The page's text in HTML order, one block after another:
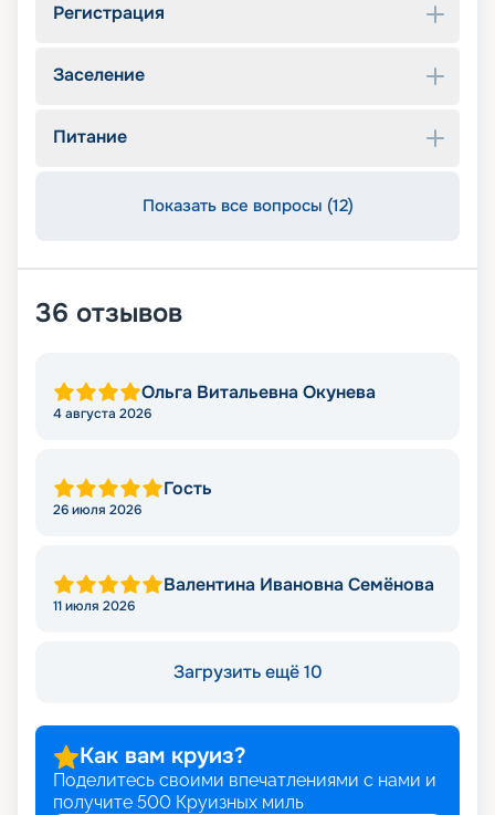
Регистрация
Заселение
Питание
Показать все вопросы (12)
36 отзывов
Ольга Витальевна Окунева
4 августа 2026
Гость
26 июля 2026
Валентина Ивановна Семёнова
11 июля 2026
Загрузить ещё 10
Как вам круиз?
Поделитесь своими впечатлениями с нами и
получите 500 Круизных миль